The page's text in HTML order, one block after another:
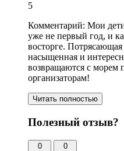
5
Комментарий: Мои
уже не первый год, и
восторге. Потрясающая
насыщенная и
возвращаются с морем
организаторам!
Читать полностью
Полезный отзыв?
0 0